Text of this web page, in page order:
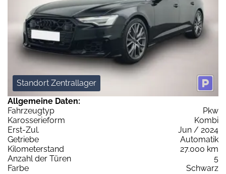
Standort Zentrallager
Allgemeine Daten:
Fahrzeugtyp
Pkw
Karosserieform
Kombi
Erst-Zul.
Jun / 2024
Getriebe
Automatik
Kilometerstand
27.000 km
Anzahl der Türen
5
Farbe
Schwarz